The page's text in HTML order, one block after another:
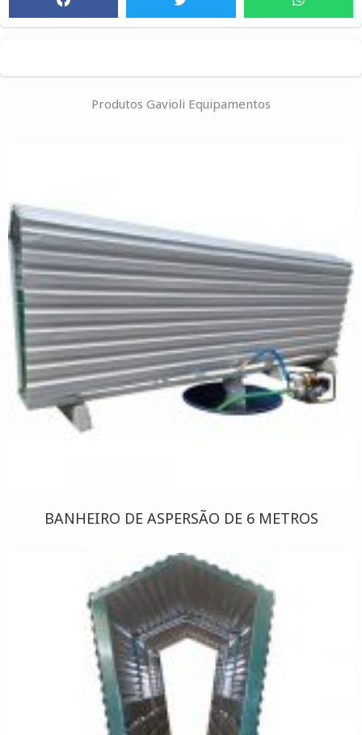
Produtos Gavioli Equipamentos
BANHEIRO DE ASPERSÃO DE 6 METROS